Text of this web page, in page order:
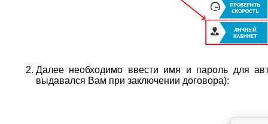
Далее необходимо ввести имя и пароль для
выдавался Вам при заключении договора):